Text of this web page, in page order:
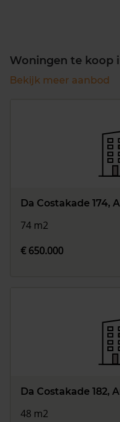
Woningen te koop
Bekijk meer aanbod
Da Costakade 174,
74 m2
€ 650.000
Da Costakade 182,
48 m2